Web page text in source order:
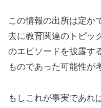
この情報の出所は定か
去に教育関連のトピッ
のエピソードを披露す
ものであった可能性が
もしこれが事実であれ